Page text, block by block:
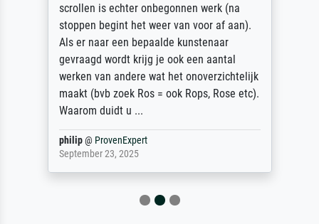
scrollen is echter onbegonnen werk (na
stoppen begint het weer van voor af aan).
Als er naar een bepaalde kunstenaar
gevraagd wordt krijg je ook een aantal
werken van andere wat het onoverzichtelijk
maakt (bvb zoek Ros = ook Rops, Rose etc).
Waarom duidt u ...
philip@ ProvenExpert
September 23, 2025